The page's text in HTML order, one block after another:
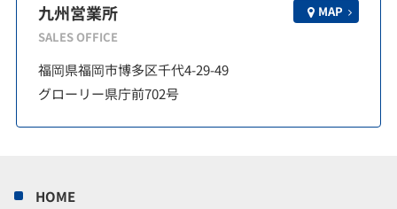
九州営業所
SALES OFFICE
MAP
福岡県福岡市博多区千代4-29-49
グローリー県庁前702号
HOME